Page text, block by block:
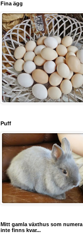
Fina ägg
Puff
Mitt gamla växthus som numera
inte finns kvar...